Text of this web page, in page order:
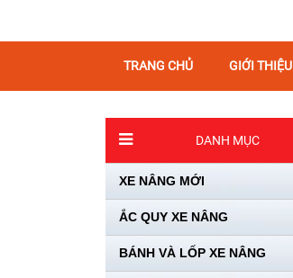
TRANG CHỦ GIỚI THIỆU
DANH MỤC
XE NÂNG MỚI
ẮC QUY XE NÂNG
BÁNH VÀ LỐP XE NÂNG